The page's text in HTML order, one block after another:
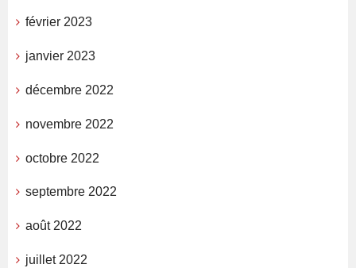
février 2023
janvier 2023
décembre 2022
novembre 2022
octobre 2022
septembre 2022
août 2022
juillet 2022